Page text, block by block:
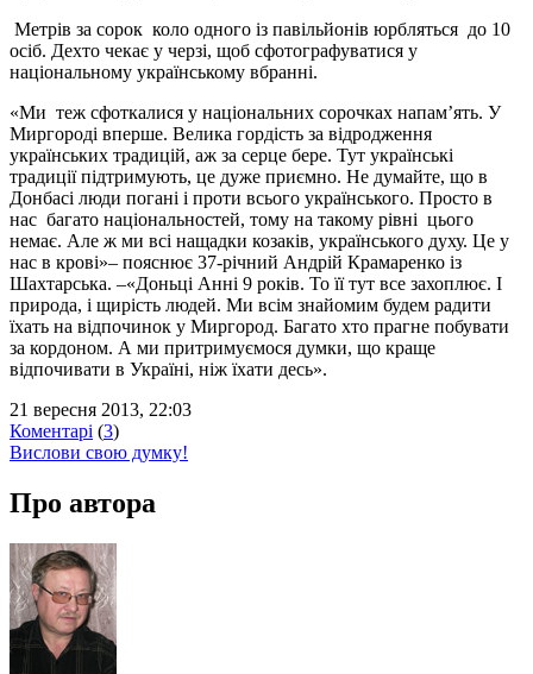
Метрів за сорок коло одного із павільйонів юрбляться до 10
осіб. Дехто чекає у черзі, щоб сфотографуватися у
національному українському вбранні.
«Ми теж сфоткалися у національних сорочках напам’ять. У
Миргороді вперше. Велика гордість за відродження
українських традицій, аж за серце бере. Тут українські
традиції підтримують, це дуже приємно. Не думайте, що в
Донбасі люди погані і проти всього українського. Просто в
нас багато національностей, тому на такому рівні цього
немає. Але ж ми всі нащадки козаків, українського духу. Це у
нас в крові»– пояснює 37-річний Андрій Крамаренко із
Шахтарська. –«Доньці Анні 9 років. То її тут все захоплює. І
природа, і щирість людей. Ми всім знайомим будем радити
їхать на відпочинок у Миргород. Багато хто прагне побувати
за кордоном. А ми притримуємося думки, що краще
відпочивати в Україні, ніж їхати десь».
21 вересня 2013, 22:03
Коментарі (3)
Вислови свою думку!
Про автора